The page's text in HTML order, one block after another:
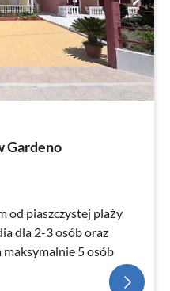
Gardeno
od piaszczystej plaży
dla 2-3 osób oraz
maksymalnie 5 osób